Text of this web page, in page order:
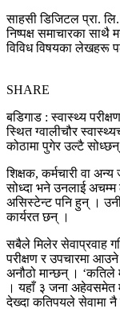
साहसी डिजिटल प्रा.
निष्पक्ष समाचारका साथै
विविध विषयका लेखहरू
SHARE
बडिगाड : स्वास्थ्य
स्थित ग्वालीचौर
कोठामा पुगेर उल्टै
शिक्षक, कर्मचारी वा
सोध्दा भने उनलाई अचम्म
असिस्टेन्ट पनि हुन् ।
कार्यरत छन् ।
सबैले मिलेर सेवाप्रवाह
परीक्षण र उपचारमा
अनौठो मान्छन् । ‘कतिले
। यहाँ ३ जना अहेवसमेत
देख्दा कतिपयले सेवामा